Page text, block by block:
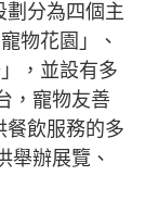
劃分為四個主
物花園」、
，並設有多
，寵物友善
餐飲服務的多
舉辦展覽、